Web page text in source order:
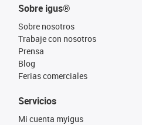
Sobre igus®
Sobre nosotros
Trabaje con nosotros
Prensa
Blog
Ferias comerciales
Servicios
Mi cuenta myigus